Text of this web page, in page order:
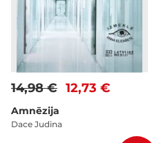
12,73 €
14,98 €
Amnēzija
Dace Judina